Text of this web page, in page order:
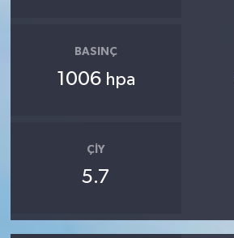
BASINÇ
1006 hpa
ÇIY
5.7